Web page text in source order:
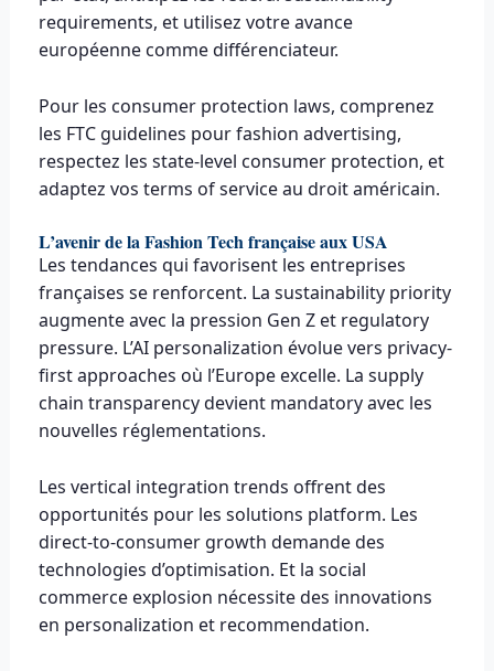
requirements, et utilisez votre avance
européenne comme différenciateur.
Pour les consumer protection laws, comprenez
les FTC guidelines pour fashion advertising,
respectez les state-level consumer protection, et
adaptez vos terms of service au droit américain.
L’avenir de la Fashion Tech française aux USA
Les tendances qui favorisent les entreprises
françaises se renforcent. La sustainability priority
augmente avec la pression Gen Z et regulatory
pressure. L’AI personalization évolue vers privacy-
first approaches où l’Europe excelle. La supply
chain transparency devient mandatory avec les
nouvelles réglementations.
Les vertical integration trends offrent des
opportunités pour les solutions platform. Les
direct-to-consumer growth demande des
technologies d’optimisation. Et la social
commerce explosion nécessite des innovations
en personalization et recommendation.